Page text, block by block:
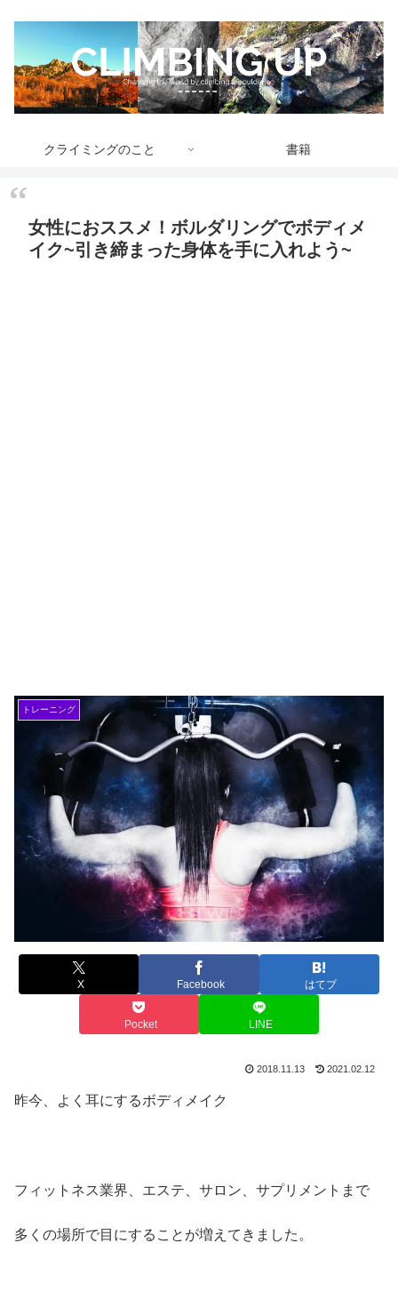
クライミングのこと 書籍
女性におススメ！ボルダリングでボディメ
イク~引き締まった身体を手に入れよう~
トレーニング
X Facebook はてブ
Pocket LINE
2018.11.13 2021.02.12
昨今、よく耳にするボディメイク
フィットネス業界、エステ、サロン、サプリメントまで
多くの場所で目にすることが増えてきました。